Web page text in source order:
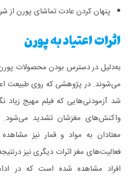
پنهان کردن عادت تماشای پورن از
اثرات اعتیاد به پورن
به‌دلیل در دسترس بودن محصولات پورن
می‌شوند.در پژوهشی که روی طبیعت
شد آزمودنی‌هایی که فیلم مهیج زیاد
واکنش‌های مغزشان تشدید می‌شود.
معتادان به مواد و قمار نیز
فعالیت‌های مغز اثرات دیگری نیز
افراد مشاهده شده است که در